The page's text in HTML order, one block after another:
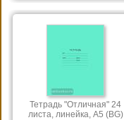
Тетрадь "Отличная" 24
листа, линейка, А5 (BG)